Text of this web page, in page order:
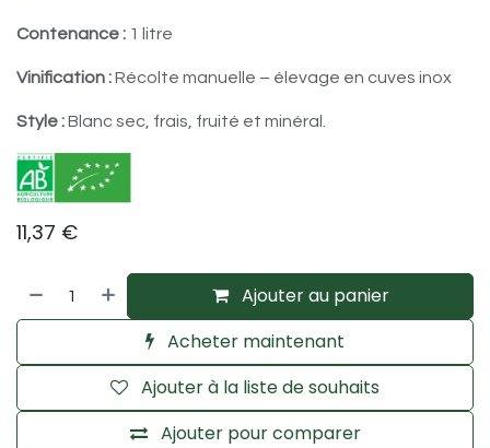
Contenance : 1 litre
Vinification :Récolte manuelle – élevage en cuves inox
Style :Blanc sec, frais, fruité et minéral.
11,37 €
Ajouter au panier
Acheter maintenant
Ajouter pour comparer
Ajouter à la liste de souhaits